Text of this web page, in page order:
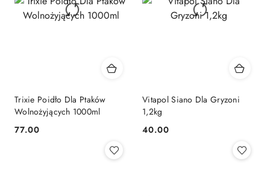
Trixie Poidło Dla Ptaków
Wolnożyjących 1000ml
Cena:
77.00
Vitapol Siano Dla Gryzoni
1,2kg
Cena:
40.00